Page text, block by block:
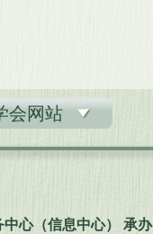
会网站
心（信息中心） 承办